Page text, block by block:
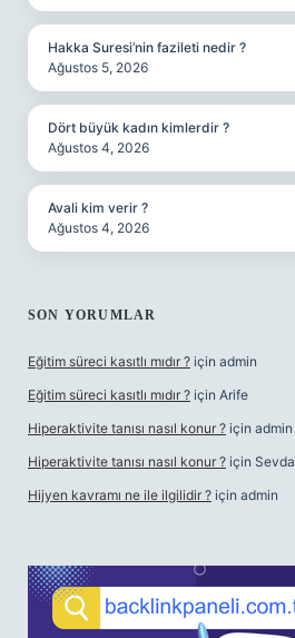
Hakka Suresi’nin fazileti nedir ?
Ağustos 5, 2026
Dört büyük kadın kimlerdir ?
Ağustos 4, 2026
Avali kim verir ?
Ağustos 4, 2026
SON YORUMLAR
Eğitim süreci kasıtlı mıdır ? için admin
Eğitim süreci kasıtlı mıdır ? için Arife
Hiperaktivite tanısı nasıl konur ? için admin
Hiperaktivite tanısı nasıl konur ? için Sevda
Hijyen kavramı ne ile ilgilidir ? için admin